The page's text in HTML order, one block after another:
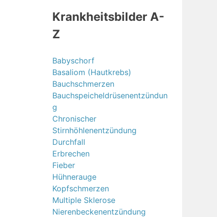
Krankheitsbilder A-
Z
Babyschorf
Basaliom (Hautkrebs)
Bauchschmerzen
Bauchspeicheldrüsenentzündun
g
Chronischer
Stirnhöhlenentzündung
Durchfall
Erbrechen
Fieber
Hühnerauge
Kopfschmerzen
Multiple Sklerose
Nierenbeckenentzündung